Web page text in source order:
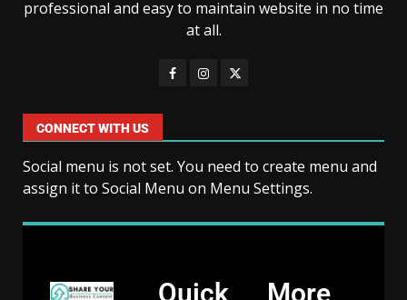
professional and easy to maintain website in no time
at all.
CONNECT WITH US
Social menu is not set. You need to create menu and
assign it to Social Menu on Menu Settings.
Quick
More